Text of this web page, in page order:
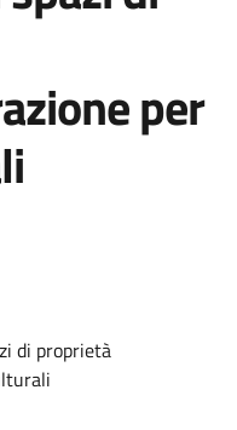
per
di proprietà